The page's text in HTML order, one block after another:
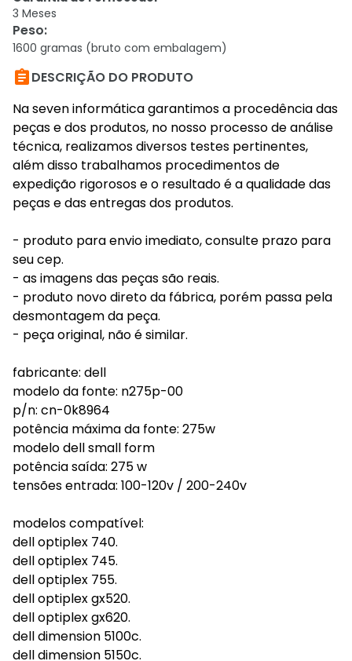
3 Meses
Peso:
1600 gramas (bruto com embalagem)
DESCRIÇÃO DO PRODUTO
Na seven informática garantimos a procedência das
peças e dos produtos, no nosso processo de análise
técnica, realizamos diversos testes pertinentes,
além disso trabalhamos procedimentos de
expedição rigorosos e o resultado é a qualidade das
peças e das entregas dos produtos.
- produto para envio imediato, consulte prazo para
seu cep.
- as imagens das peças são reais.
- produto novo direto da fábrica, porém passa pela
desmontagem da peça.
- peça original, não é similar.
fabricante: dell
modelo da fonte: n275p-00
p/n: cn-0k8964
potência máxima da fonte: 275w
modelo dell small form
potência saída: 275 w
tensões entrada: 100-120v / 200-240v
modelos compatível:
dell optiplex 740.
dell optiplex 745.
dell optiplex 755.
dell optiplex gx520.
dell optiplex gx620.
dell dimension 5100c.
dell dimension 5150c.